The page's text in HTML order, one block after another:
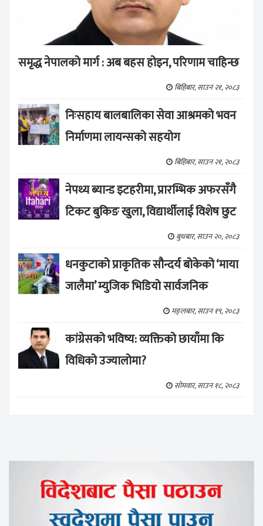
समृद्ध नेपालको मार्ग : अब बहस होइन, परिणाम चाहिन्छ
बिहिबार, साउन २१, २०८३
निःसहाय बालबालिका सेवा आश्रमको भवन
निर्माणमा लायन्सको सहयोग
बिहिबार, साउन २१, २०८३
नेपथ्य ब्यान्ड इटहरीमा, प्रारम्भिक अफरसँगै
टिकट बुकिङ खुला, विद्यार्थीलाई विशेष छुट
बुधबार, साउन २०, २०८३
धनकुटाको प्राकृतिक सौन्दर्य बोकेको ‘माया
जालैमा’ म्युजिक भिडियो सार्वजनिक
मङ्लबार, साउन १९, २०८३
कांग्रेसको भविष्य: व्यक्तिको छायाँमा कि
विधिको उज्यालोमा?
सोमवार, साउन १८, २०८३